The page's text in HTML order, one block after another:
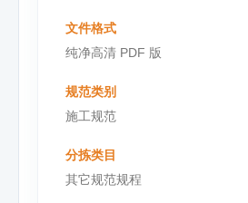
文件格式
纯净高清 PDF 版
规范类别
施工规范
分拣类目
其它规范规程